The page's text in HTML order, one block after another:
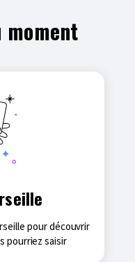
moment
pourriez saisir